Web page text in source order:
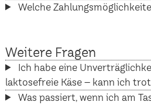
Welche
Weitere Fragen
Ich habe eine
laktosefreie Käse – kann ich
Was passiert, wenn ich am